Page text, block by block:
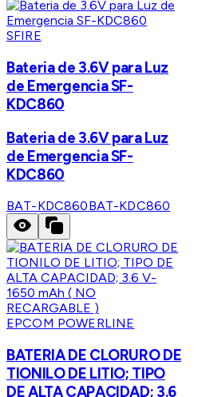
SFIRE
Bateria de 3.6V para Luz
de Emergencia SF-
KDC860
Bateria de 3.6V para Luz
de Emergencia SF-
KDC860
BAT-KDC860BAT-KDC860
EPCOM POWERLINE
BATERIA DE CLORURO DE
TIONILO DE LITIO; TIPO
DE ALTA CAPACIDAD; 3.6